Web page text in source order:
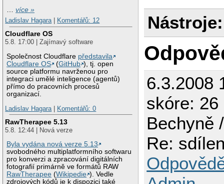
…více »
Ladislav Hagara| Komentářů: 12
Cloudflare OS
5.8. 17:00 | Zajímavý software
Společnost Cloudflare představila
Cloudflare OS
(GitHub ), tj. open
source platformu navrženou pro
integraci umělé inteligence (agentů)
přímo do pracovních procesů
organizací.
Ladislav Hagara| Komentářů: 0
RawTherapee 5.13
5.8. 12:44 | Nová verze
Byla vydána nová verze 5.13
svobodného multiplatformního softwaru
pro konverzi a zpracování digitálních
fotografií primárně ve formátů RAW
RawTherapee (Wikipedie ). Vedle
zdrojových kódů je k dispozici také
Nástroje:
6.3.2008
skóre:
Bechyně
Re: